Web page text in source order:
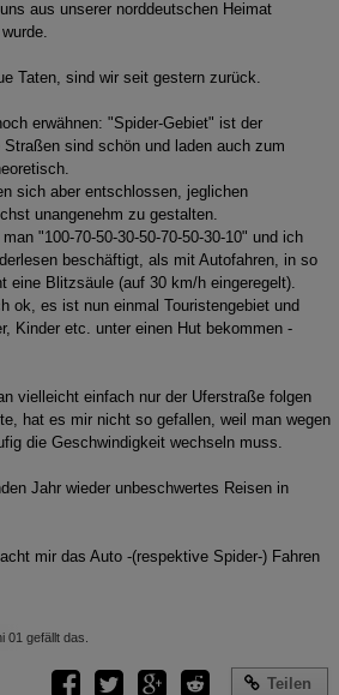
aus unserer norddeutschen Heimat
Taten, sind wir seit gestern zurück.
erwähnen: "Spider-Gebiet" ist der
sind schön und laden auch zum
sich aber entschlossen, jeglichen
unangenehm zu gestalten.
"100-70-50-30-50-70-50-30-10" und ich
beschäftigt, als mit Autofahren, in so
eine Blitzsäule (auf 30 km/h eingeregelt).
ok, es ist nun einmal Touristengebiet und
Kinder etc. unter einen Hut bekommen -
vielleicht einfach nur der Uferstraße folgen
hat es mir nicht so gefallen, weil man wegen
die Geschwindigkeit wechseln muss.
Jahr wieder unbeschwertes Reisen in
mir das Auto -(respektive Spider-) Fahren
01 gefällt das.
Teilen